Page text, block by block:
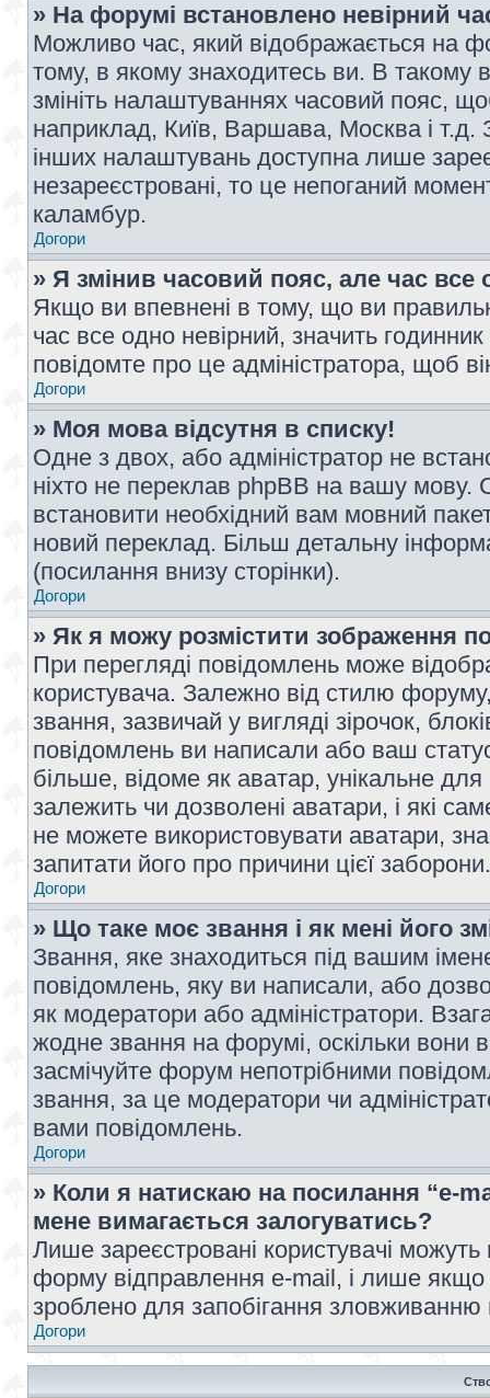
» На форумі встановлено невірний
Можливо час, який відображається на
тому, в якому знаходитесь ви. В такому
змініть налаштуваннях часовий пояс,
наприклад, Київ, Варшава, Москва і т.д.
інших налаштувань доступна лише
незареєстровані, то це непоганий
каламбур.
Догори
» Я змінив часовий пояс, але час все
Якщо ви впевнені в тому, що ви
час все одно невірний, значить
повідомте про це адміністратора, щоб
Догори
» Моя мова відсутня в списку!
Одне з двох, або адміністратор не
ніхто не переклав phpBB на вашу мову.
встановити необхідний вам мовний
новий переклад. Більш детальну
(посилання внизу сторінки).
Догори
» Як я можу розмістити зображення
При перегляді повідомлень може
користувача. Залежно від стилю
звання, зазвичай у вигляді зірочок,
повідомлень ви написали або ваш
більше, відоме як аватар, унікальне
залежить чи дозволені аватари, і які
не можете використовувати аватари,
запитати його про причини цієї заборони.
Догори
» Що таке моє звання і як мені його
Звання, яке знаходиться під вашим
повідомлень, яку ви написали, або
як модератори або адміністратори.
жодне звання на форумі, оскільки вони
засмічуйте форум непотрібними
звання, за це модератори чи
вами повідомлень.
Догори
» Коли я натискаю на посилання “e-
мене вимагається залогуватись?
Лише зареєстровані користувачі
форму відправлення e-mail, і лише
зроблено для запобігання
Догори